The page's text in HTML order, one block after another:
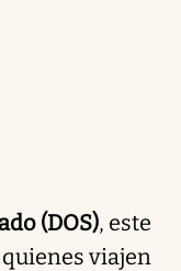
(DOS), este
viajen